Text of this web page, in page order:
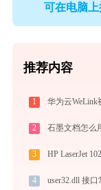
可在电脑
推荐内容
1
2
3 HP LaserJet
4 user32.dll 接